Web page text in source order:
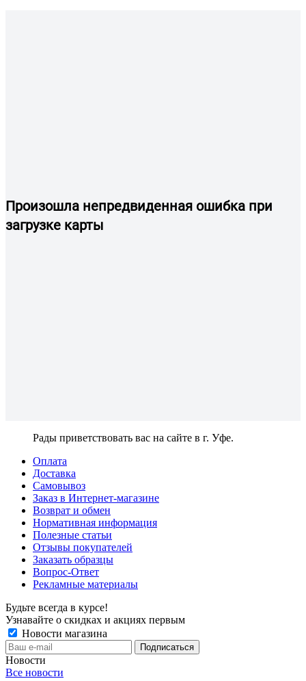
Произошла непредвиденная ошибка при
загрузке карты
Рады приветствовать вас на сайте в г. Уфе.
Оплата
Доставка
Самовывоз
Заказ в Интернет-магазине
Возврат и обмен
Нормативная информация
Полезные статьи
Отзывы покупателей
Заказать образцы
Вопрос-Ответ
Рекламные материалы
Будьте всегда в курсе!
Узнавайте о скидках и акциях первым
Новости магазина
Новости
Все новости